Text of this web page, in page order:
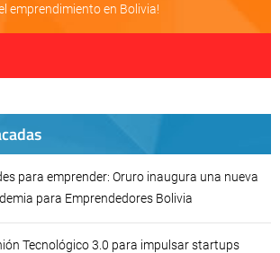
emprendimiento en Bolivia!
para emprender: Oruro inaugura una nueva
para Emprendedores Bolivia
Tecnológico 3.0 para impulsar startups